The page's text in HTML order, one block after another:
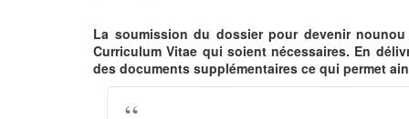
La soumission du dossier pour devenir
Curriculum Vitae qui soient nécessaires. En
des documents supplémentaires ce qui permet